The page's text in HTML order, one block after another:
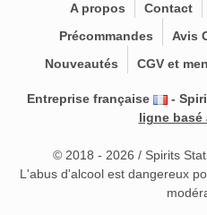
A propos Contact
Précommandes
Avis
Nouveautés
CGV et
Entreprise française -
ligne basé
© 2018 - 2026 / Spirits
L'abus d'alcool est dangereux